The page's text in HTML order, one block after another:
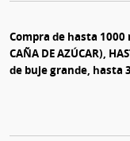
Compra de hasta 1000
CAÑA DE AZÚCAR),
de buje grande, hasta